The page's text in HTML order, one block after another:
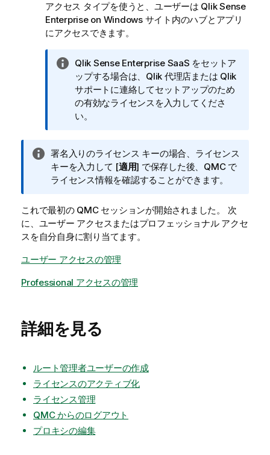
アクセス タイプを使うと、ユーザーは Qlik Sense
Enterprise on Windowsサイト内のハブとアプリ
にアクセスできます。
情
報
メ
モ
Qlik Sense Enterprise SaaS をセットア
ップする場合は、 Qlik 代理店または Qlik
サポートに連絡してセットアップのため
の有効なライセンスを入力してくださ
い。
情
報
メ
署名入りのライセンス キーの場合、ライセンス
キーを入力して [適用] で保存した後、 QMCで
ライセンス情報を確認することができます。
これで最初の QMCセッションが開始されました。 次
に、ユーザー アクセスまたはプロフェッショナル アクセ
スを自分自身に割り当てます。
ユーザー アクセスの管理
Professional アクセスの管理
詳細を見る
ルート管理者ユーザーの作成
ライセンスのアクティブ化
ライセンス管理
QMC からのログアウト
プロキシの編集